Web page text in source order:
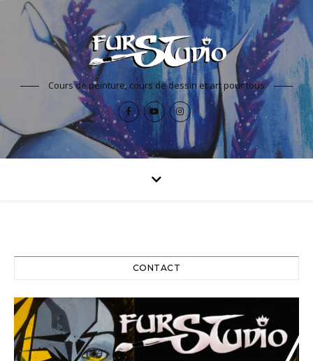
Cours de peinture, cours de dessin et art pour tous
CONTACT